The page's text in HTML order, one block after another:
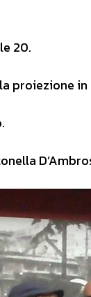
20.
proiezione